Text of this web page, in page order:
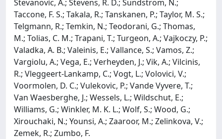
Stevanovic, A.; Stevens, R. D.; Sundstrom, N.;
Taccone, F. S.; Takala, R.; Tanskanen, P.; Taylor, M. S.;
Telgmann, R.; Temkin, N.; Teodorani, G.; Thomas,
M.; Tolias, C. M.; Trapani, T.; Turgeon, A.; Vajkoczy, P.;
Valadka, A. B.; Valeinis, E.; Vallance, S.; Vamos, Z.;
Vargiolu, A.; Vega, E.; Verheyden, J.; Vik, A.; Vilcinis,
R.; Vleggeert-Lankamp, C.; Vogt, L.; Volovici, V.;
Voormolen, D. C.; Vulekovic, P.; Vande Vyvere, T.;
Van Waesberghe, J.; Wessels, L.; Wildschut, E.;
Williams, G.; Winkler, M. K. L.; Wolf, S.; Wood, G.;
Xirouchaki, N.; Younsi, A.; Zaaroor, M.; Zelinkova, V.;
Zemek, R.; Zumbo, F.